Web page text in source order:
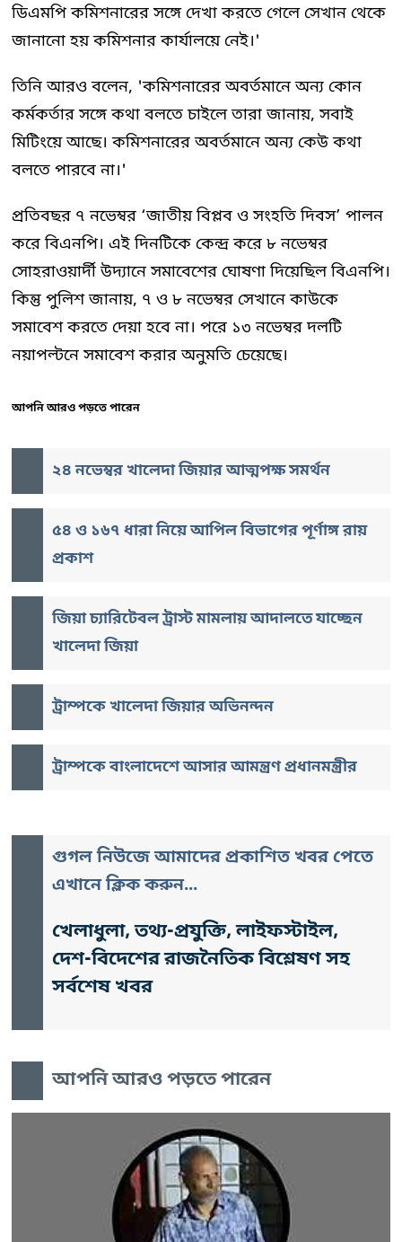
ডিএমপি কমিশনারের সঙ্গে দেখা করতে গেলে সেখান থেকে
জানানো হয় কমিশনার কার্যালয়ে নেই।'
তিনি আরও বলেন, 'কমিশনারের অবর্তমানে অন্য কোন
কর্মকর্তার সঙ্গে কথা বলতে চাইলে তারা জানায়, সবাই
মিটিংয়ে আছে। কমিশনারের অবর্তমানে অন্য কেউ কথা
বলতে পারবে না।'
প্রতিবছর ৭ নভেম্বর ‘জাতীয় বিপ্লব ও সংহতি দিবস’ পালন
করে বিএনপি। এই দিনটিকে কেন্দ্র করে ৮ নভেম্বর
সোহরাওয়ার্দী উদ্যানে সমাবেশের ঘোষণা দিয়েছিল বিএনপি।
কিন্তু পুলিশ জানায়, ৭ ও ৮ নভেম্বর সেখানে কাউকে
সমাবেশ করতে দেয়া হবে না। পরে ১৩ নভেম্বর দলটি
নয়াপল্টনে সমাবেশ করার অনুমতি চেয়েছে।
আপনি আরও পড়তে পারেন
২৪ নভেম্বর খালেদা জিয়ার আত্মপক্ষ সমর্থন
৫৪ ও ১৬৭ ধারা নিয়ে আপিল বিভাগের পূর্ণাঙ্গ রায়
প্রকাশ
জিয়া চ্যারিটেবল ট্রাস্ট মামলায় আদালতে যাচ্ছেন
খালেদা জিয়া
ট্রাম্পকে খালেদা জিয়ার অভিনন্দন
ট্রাম্পকে বাংলাদেশে আসার আমন্ত্রণ প্রধানমন্ত্রীর
গুগল নিউজে আমাদের প্রকাশিত খবর পেতে
এখানে ক্লিক করুন...
খেলাধুলা, তথ্য-প্রযুক্তি, লাইফস্টাইল,
দেশ-বিদেশের রাজনৈতিক বিশ্লেষণ সহ
সর্বশেষ খবর
আপনি আরও পড়তে পারেন